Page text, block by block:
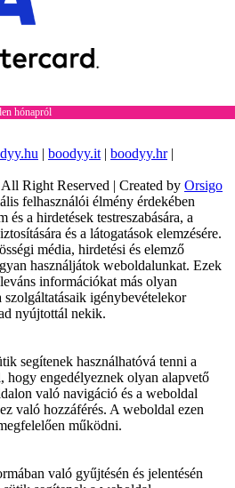
hónapról
| boodyy.it | boodyy.hr|
Right Reserved | Created by Orsigo
felhasználói élmény érdekében
és a hirdetések testreszabására, a
és a látogatások elemzésére.
média, hirdetési és elemző
használjátok weboldalunkat. Ezek
információkat más olyan
igénybevételekor
nyújtottál nekik.
segítenek használhatóvá tenni a
hogy engedélyeznek olyan alapvető
való navigáció és a weboldal
való hozzáférés. A weboldal ezen
működni.
való gyűjtésén és jelentésén